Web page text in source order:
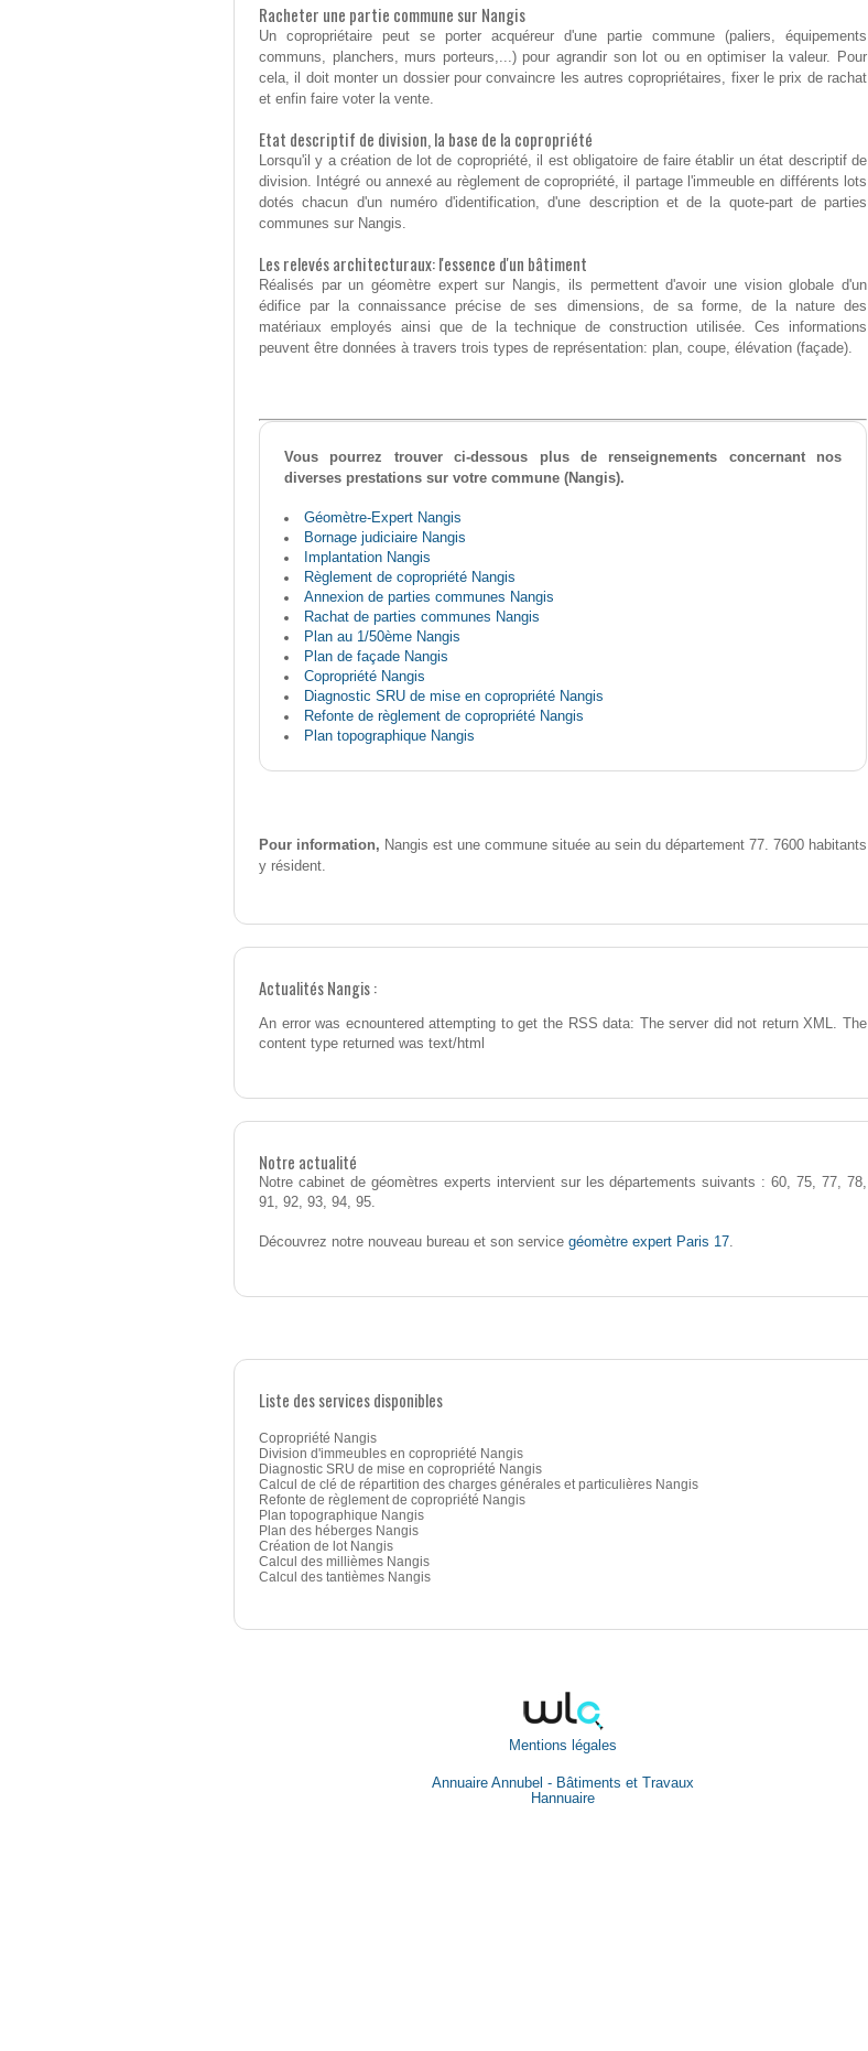
Racheter une partie commune sur Nangis
Un copropriétaire peut se porter acquéreur d'une partie commune (paliers, équipements
communs, planchers, murs porteurs,...) pour agrandir son lot ou en optimiser la valeur. Pour
cela, il doit monter un dossier pour convaincre les autres copropriétaires, fixer le prix de rachat
et enfin faire voter la vente.
Etat descriptif de division, la base de la copropriété
Lorsqu'il y a création de lot de copropriété, il est obligatoire de faire établir un état descriptif de
division. Intégré ou annexé au règlement de copropriété, il partage l'immeuble en différents lots
dotés chacun d'un numéro d'identification, d'une description et de la quote-part de parties
communes sur Nangis.
Les relevés architecturaux: l'essence d'un bâtiment
Réalisés par un géomètre expert sur Nangis, ils permettent d'avoir une vision globale d'un
édifice par la connaissance précise de ses dimensions, de sa forme, de la nature des
matériaux employés ainsi que de la technique de construction utilisée. Ces informations
peuvent être données à travers trois types de représentation: plan, coupe, élévation (façade).
Vous pourrez trouver ci-dessous plus de renseignements concernant nos
diverses prestations sur votre commune (Nangis).
Géomètre-Expert Nangis
Bornage judiciaire Nangis
Implantation Nangis
Règlement de copropriété Nangis
Annexion de parties communes Nangis
Rachat de parties communes Nangis
Plan au 1/50ème Nangis
Plan de façade Nangis
Copropriété Nangis
Diagnostic SRU de mise en copropriété Nangis
Refonte de règlement de copropriété Nangis
Plan topographique Nangis
Pour information, Nangis est une commune située au sein du département 77. 7600 habitants
y résident.
Actualités Nangis :
An error was ecnountered attempting to get the RSS data: The server did not return XML. The
content type returned was text/html
Notre actualité
Notre cabinet de géomètres experts intervient sur les départements suivants : 60, 75, 77, 78,
91, 92, 93, 94, 95.
Découvrez notre nouveau bureau et son service géomètre expert Paris 17.
Liste des services disponibles
Copropriété Nangis
Division d'immeubles en copropriété Nangis
Diagnostic SRU de mise en copropriété Nangis
Calcul de clé de répartition des charges générales et particulières Nangis
Refonte de règlement de copropriété Nangis
Plan topographique Nangis
Plan des héberges Nangis
Création de lot Nangis
Calcul des millièmes Nangis
Calcul des tantièmes Nangis
Mentions légales
Annuaire Annubel - Bâtiments et Travaux
Hannuaire